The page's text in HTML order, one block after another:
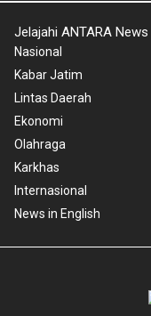
Jelajahi ANTARA
Nasional
Kabar Jatim
Lintas Daerah
Ekonomi
Olahraga
Karkhas
Internasional
News in English